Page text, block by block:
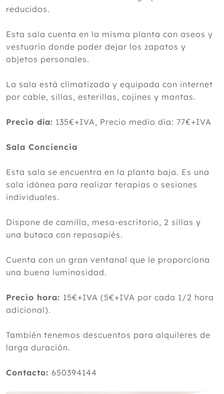
reducidos.
Esta sala cuenta en la misma planta con aseos y
vestuario donde poder dejar los zapatos y
objetos personales.
La sala está climatizada y equipada con internet
por cable, sillas, esterillas, cojines y mantas.
Precio día: 135€+IVA, Precio medio día: 77€+IVA
Sala Conciencia
Esta sala se encuentra en la planta baja. Es una
sala idónea para realizar terapias o sesiones
individuales.
Dispone de camilla, mesa-escritorio, 2 sillas y
una butaca con reposapiés.
Cuenta con un gran ventanal que le proporciona
una buena luminosidad.
Precio hora: 15€+IVA (5€+IVA por cada 1/2 hora
adicional).
También tenemos descuentos para alquileres de
larga duración.
Contacto: 650394144